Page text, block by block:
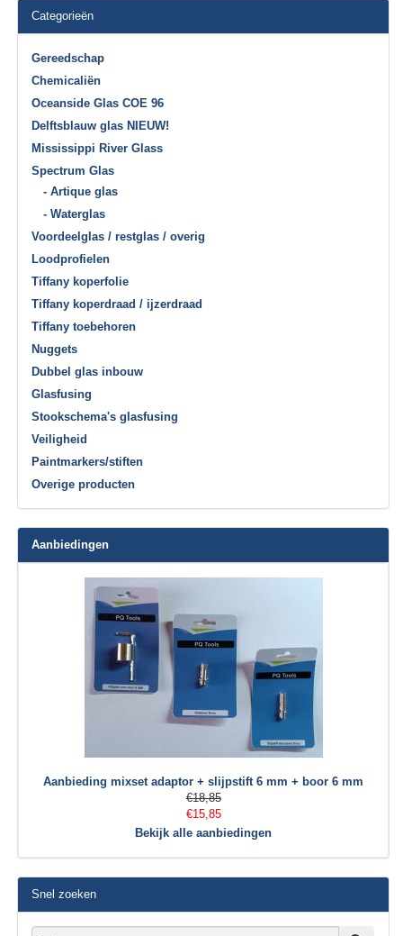
Categorieën
Gereedschap
Chemicaliën
Oceanside Glas COE 96
Delftsblauw glas NIEUW!
Mississippi River Glass
Spectrum Glas
- Artique glas
- Waterglas
Voordeelglas / restglas / overig
Loodprofielen
Tiffany koperfolie
Tiffany koperdraad / ijzerdraad
Tiffany toebehoren
Nuggets
Dubbel glas inbouw
Glasfusing
Stookschema's glasfusing
Veiligheid
Paintmarkers/stiften
Overige producten
Aanbiedingen
Aanbieding mixset adaptor + slijpstift 6 mm + boor 6 mm
€18,85
€15,85
Bekijk alle aanbiedingen
Snel zoeken